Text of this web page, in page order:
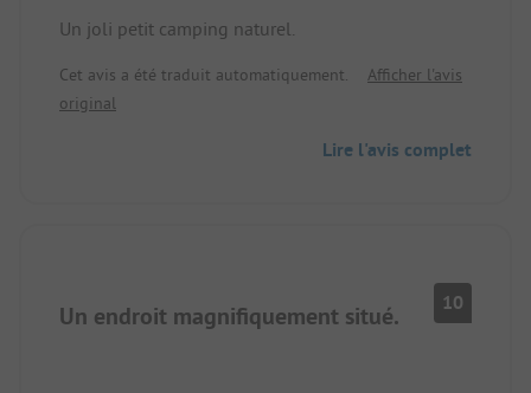
Un joli petit camping naturel.
Cet avis a été traduit automatiquement.
Afficher l'avis
original
Lire l'avis complet
Un endroit magnifiquement situé. 10